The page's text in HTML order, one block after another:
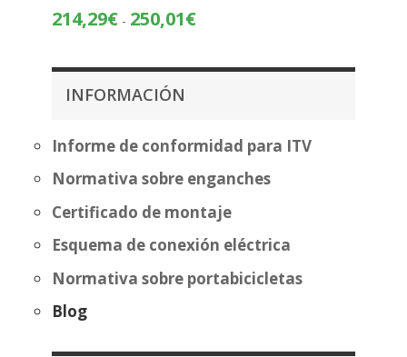
214,29€ - 250,01€Rango
desde
250,01€
INFORMACIÓN
Informe de conformidad para ITV
Normativa sobre enganches
Certificado de montaje
Esquema de conexión eléctrica
Normativa sobre portabicicletas
Blog